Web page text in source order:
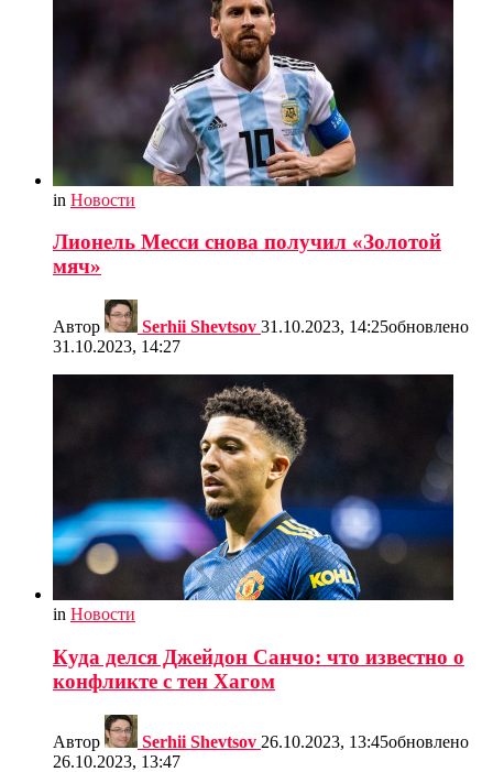
in Новости
Лионель Месси снова получил «Золотой
мяч»
Автор Serhii Shevtsov 31.10.2023, 14:25обновлено
31.10.2023, 14:27
in Новости
Куда делся Джейдон Санчо: что известно о
конфликте с тен Хагом
Автор Serhii Shevtsov 26.10.2023, 13:45обновлено
26.10.2023, 13:47